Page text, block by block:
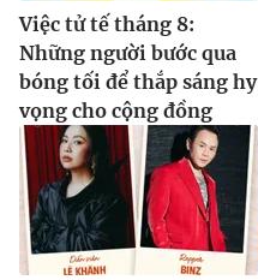
Việc tử tế tháng 8:
Những người bước qua
bóng tối để thắp sáng hy
vọng cho cộng đồng